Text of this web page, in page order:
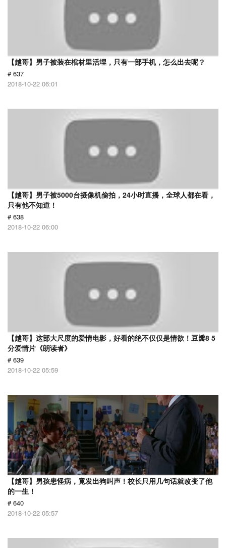
【越哥】男子被装在棺材里活埋，只有一部手机，怎么出去呢？
# 637
2018-10-22 06:01
【越哥】男子被5000台摄像机偷拍，24小时直播，全球人都在看，
只有他不知道！
# 638
2018-10-22 06:00
【越哥】这部大尺度的爱情电影，好看的绝不仅仅是情欲！豆瓣8 5
分爱情片《朗读者》
# 639
2018-10-22 05:59
【越哥】男孩患怪病，竟发出狗叫声！校长只用几句话就改变了他
的一生！
# 640
2018-10-22 05:57